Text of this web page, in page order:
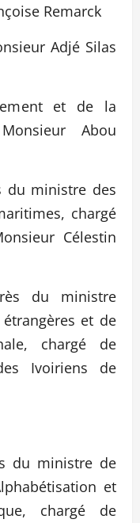
Remarck
Adjé Silas
et de la
Abou
du ministre des
chargé
Célestin
du ministre
et de
chargé de
Ivoiriens de
du ministre de
et
chargé de